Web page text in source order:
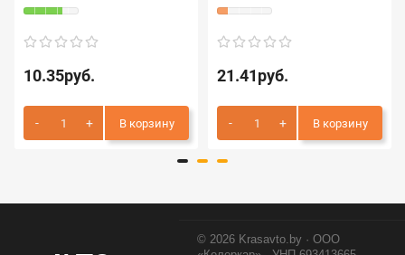
10.35руб.
В корзину
21.41руб.
В корзину
© 2026 Krasavto.by · ООО